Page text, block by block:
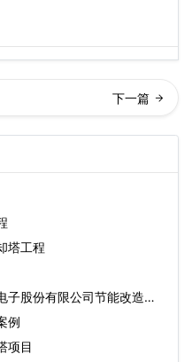
回列表
塔工程
子股份有限公司节能改造工
例
项目